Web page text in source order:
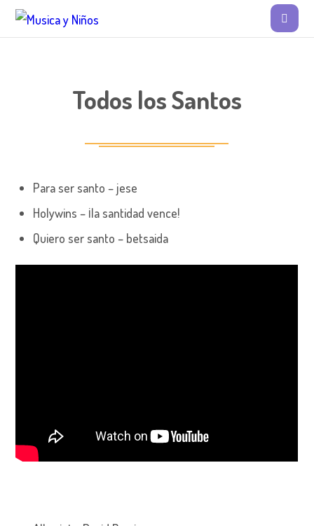
Todos los Santos
Para ser santo – jese
Holywins – ¡la santidad vence!
Quiero ser santo – betsaida